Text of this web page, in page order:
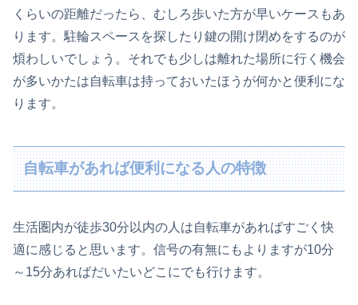
くらいの距離だったら、むしろ歩いた方が早いケースもあ
ります。駐輪スペースを探したり鍵の開け閉めをするのが
煩わしいでしょう。それでも少しは離れた場所に行く機会
が多いかたは自転車は持っておいたほうが何かと便利にな
ります。
自転車があれば便利になる人の特徴
生活圏内が徒歩30分以内の人は自転車があればすごく快
適に感じると思います。信号の有無にもよりますが10分
～15分あればだいたいどこにでも行けます。